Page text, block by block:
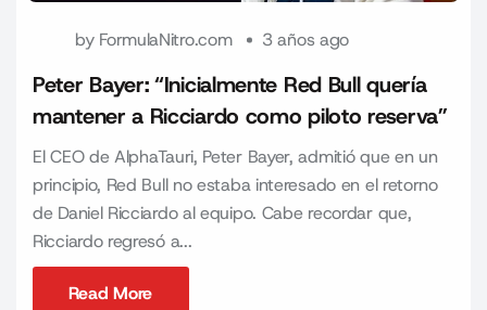
by FormulaNitro.com 3 años ago
Peter Bayer: “Inicialmente Red Bull quería
mantener a Ricciardo como piloto reserva”
El CEO de AlphaTauri, Peter Bayer, admitió que en un
principio, Red Bull no estaba interesado en el retorno
de Daniel Ricciardo al equipo. Cabe recordar que,
Ricciardo regresó a...
Read More